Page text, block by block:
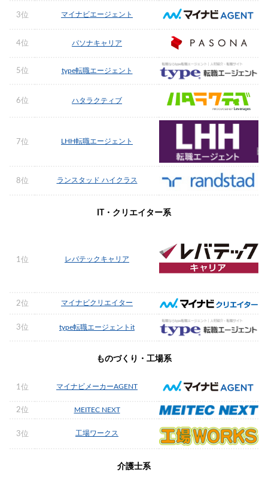
3位 マイナビエージェント
4位 パソナキャリア
5位 type転職エージェント
6位 ハタラクティブ
7位 LHH転職エージェント
8位 ランスタッド ハイクラス
IT・クリエイター系
1位 レバテックキャリア
2位 マイナビクリエイター
3位 type転職エージェントit
ものづくり・工場系
1位 マイナビメーカーAGENT
2位 MEITEC NEXT
3位 工場ワークス
介護士系